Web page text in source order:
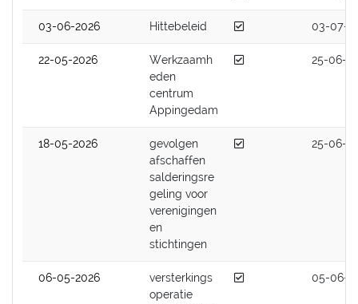
03-06-2026 Hittebeleid Afgedaan 03-07-
22-05-2026
Werkzaamh
eden
centrum
Appingedam
Afgedaan 25-06-
18-05-2026
gevolgen
afschaffen
salderingsre
geling voor
verenigingen
en
stichtingen
Afgedaan 25-06-
06-05-2026
versterkings
operatie
Afgedaan 05-06-